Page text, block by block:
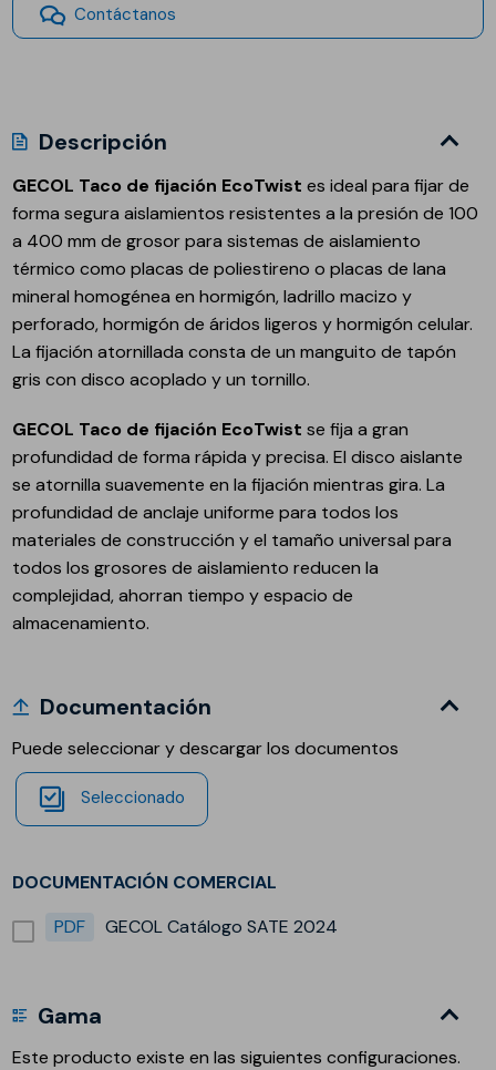
Contáctanos
Descripción
GECOL Taco de fijación EcoTwist es ideal para fijar de
forma segura aislamientos resistentes a la presión de 100
a 400 mm de grosor para sistemas de aislamiento
térmico como placas de poliestireno o placas de lana
mineral homogénea en hormigón, ladrillo macizo y
perforado, hormigón de áridos ligeros y hormigón celular.
La fijación atornillada consta de un manguito de tapón
gris con disco acoplado y un tornillo.
GECOL Taco de fijación EcoTwist se fija a gran
profundidad de forma rápida y precisa. El disco aislante
se atornilla suavemente en la fijación mientras gira. La
profundidad de anclaje uniforme para todos los
materiales de construcción y el tamaño universal para
todos los grosores de aislamiento reducen la
complejidad, ahorran tiempo y espacio de
almacenamiento.
Documentación
Puede seleccionar y descargar los documentos
Seleccionado
DOCUMENTACIÓN COMERCIAL
PDF
GECOL Catálogo SATE 2024
Gama
Este producto existe en las siguientes configuraciones.